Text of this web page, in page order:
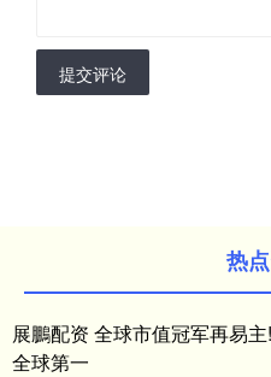
提交评论
热
展鵬配资 全球市值冠军再易
全球第一